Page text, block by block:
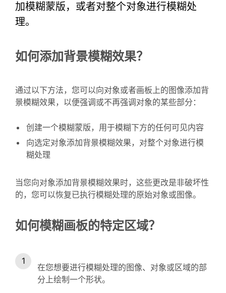
加模糊蒙版，或者对整个对象进行模糊处
理。
如何添加背景模糊效果？
通过以下方法，您可以向对象或者画板上的图像添加背
景模糊效果，以便强调或不再强调对象的某些部分：
创建一个模糊蒙版，用于模糊下方的任何可见内容
向选定对象添加背景模糊效果，对整个对象进行模
糊处理
当您向对象添加背景模糊效果时，这些更改是非破坏性
的，您可以恢复已执行模糊处理的原始对象或图像。
如何模糊画板的特定区域？
在您想要进行模糊处理的图像、对象或区域的部
分上绘制一个形状。